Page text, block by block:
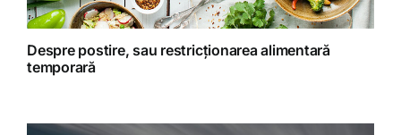
Retete Raw (nepreparate termic)
Despre postire, sau restricționarea alimentară
temporară